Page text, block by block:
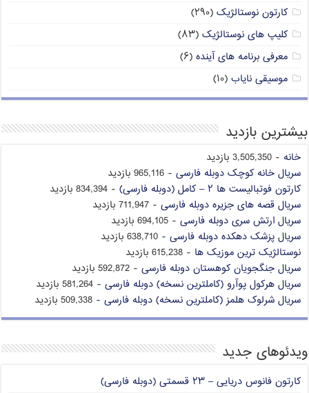
کارتون نوستالژیک (۲۹۰)
کلیپ های نوستالژیک (۸۳)
معرفی برنامه های آینده (۶)
موسیقی نایاب (۱۰)
بیشترین بازدید
خانه - 3,505,350 بازدید
سریال خانه کوچک دوبله فارسی - 965,116 بازدید
کارتون فوتبالیست ها ۲ – کامل (دوبله فارسی)
- 834,394 بازدید
سریال قصه های جزیره دوبله فارسی - 711,947 بازدید
سریال ارتش سری دوبله فارسی - 694,105 بازدید
سریال پزشک دهکده دوبله فارسی - 638,710 بازدید
نوستالژیک ترین موزیک ها - 615,238 بازدید
سریال جنگجویان کوهستان دوبله فارسی - 592,872 بازدید
سریال هرکول پوآرو (کاملترین نسخه) دوبله فارسی - 581,264 بازدید
سریال شرلوک هلمز (کاملترین نسخه) دوبله فارسی - 509,338 بازدید
ویدئوهای جدید
کارتون فانوس دریایی – ۲۳ قسمتی (دوبله فارسی)